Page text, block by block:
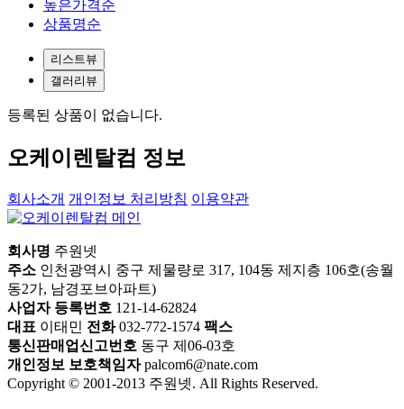
높은가격순
상품명순
리스트뷰
갤러리뷰
등록된 상품이 없습니다.
오케이렌탈컴 정보
회사소개 개인정보 처리방침 이용약관
회사명 주원넷
주소 인천광역시 중구 제물량로 317, 104동 제지층 106호(송월
동2가, 남경포브아파트)
사업자 등록번호 121-14-62824
대표 이태민 전화032-772-1574 팩스
통신판매업신고번호 동구 제06-03호
개인정보 보호책임자palcom6@nate.com
Copyright © 2001-2013 주원넷. All Rights Reserved.